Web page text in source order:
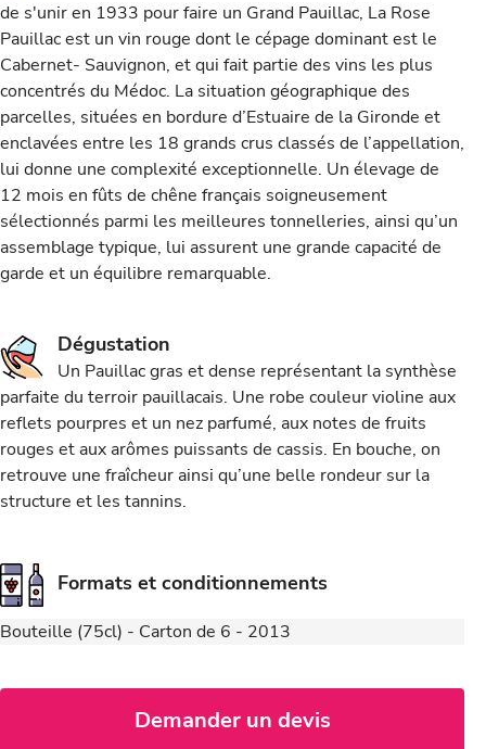
de s'unir en 1933 pour faire un Grand Pauillac, La Rose
Pauillac est un vin rouge dont le cépage dominant est le
Cabernet- Sauvignon, et qui fait partie des vins les plus
concentrés du Médoc. La situation géographique des
parcelles, situées en bordure d’Estuaire de la Gironde et
enclavées entre les 18 grands crus classés de l’appellation,
lui donne une complexité exceptionnelle. Un élevage de
12 mois en fûts de chêne français soigneusement
sélectionnés parmi les meilleures tonnelleries, ainsi qu’un
assemblage typique, lui assurent une grande capacité de
garde et un équilibre remarquable.
Dégustation
Un Pauillac gras et dense représentant la synthèse
parfaite du terroir pauillacais. Une robe couleur violine aux
reflets pourpres et un nez parfumé, aux notes de fruits
rouges et aux arômes puissants de cassis. En bouche, on
retrouve une fraîcheur ainsi qu’une belle rondeur sur la
structure et les tannins.
Formats et conditionnements
Bouteille (75cl) - Carton de 6 - 2013
Demander un devis